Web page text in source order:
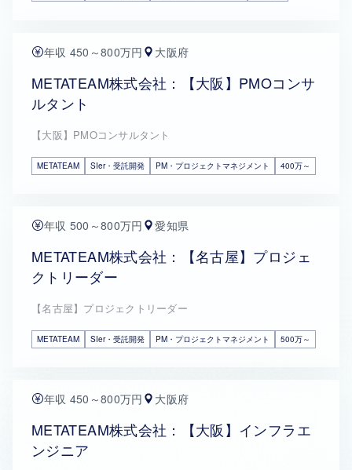
年収 450～800万円 大阪府
METATEAM株式会社：【大阪】PMOコンサ
ルタント
【大阪】PMOコンサルタント
METATEAM SIer・受託開発 PM・プロジェクトマネジメント 400万～
年収 500～800万円 愛知県
METATEAM株式会社：【名古屋】プロジェ
クトリーダー
【名古屋】プロジェクトリーダー
METATEAM SIer・受託開発 PM・プロジェクトマネジメント 500万～
年収 450～800万円 大阪府
METATEAM株式会社：【大阪】インフラエ
ンジニア